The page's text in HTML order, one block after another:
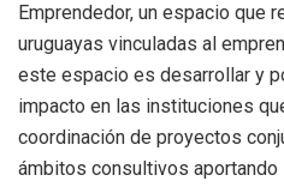
Emprendedor, un espacio que
uruguayas vinculadas al
este espacio es desarrollar y
impacto en las instituciones
coordinación de proyectos
ámbitos consultivos aportando